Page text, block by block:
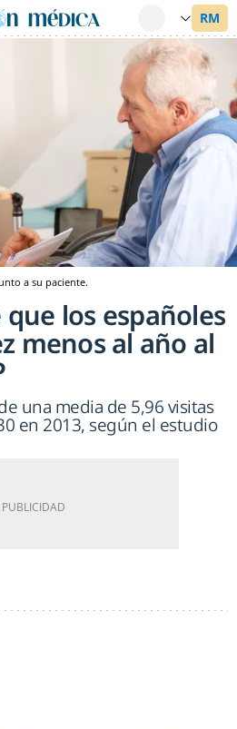
a su paciente.
que los españoles
menos al año al
una media de 5,96 visitas
en 2013, según el estudio